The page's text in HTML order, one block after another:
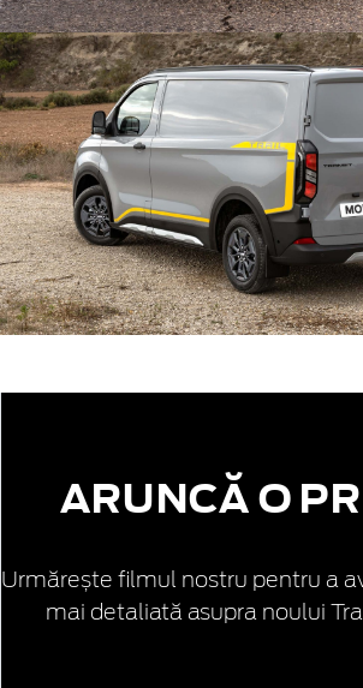
ARUNCĂ O
Urmărește filmul nostru pentru a
mai detaliată asupra noului